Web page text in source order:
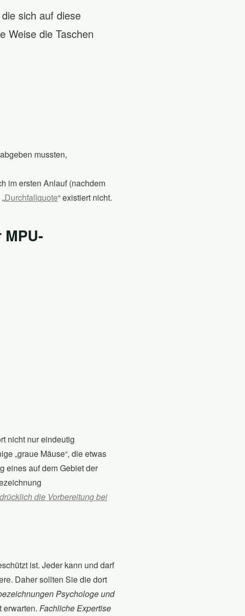
sich auf diese
Weise die Taschen
mussten,
im ersten Anlauf (nachdem
Durchfallquote“ existiert nicht.
nicht nur eindeutig
„graue Mäuse“, die etwas
eines auf dem Gebiet der
die Vorbereitung bei
ist. Jeder kann und darf
Daher sollten Sie die dort
Psychologe und
erwarten. Fachliche Expertise